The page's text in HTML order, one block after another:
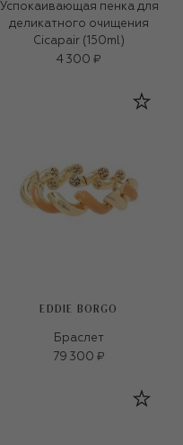
Успокаивающая пенка для
деликатного очищения
Cicapair (150ml)
4 300 ₽
EDDIE BORGO
Браслет
79 300 ₽